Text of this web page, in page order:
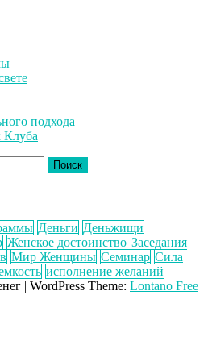
подхода
Клуба
Деньги Деньжищи
Женское достоинство Заседания
Мир Женщины Семинар Сила
исполнение желаний
| WordPress Theme: Lontano Free